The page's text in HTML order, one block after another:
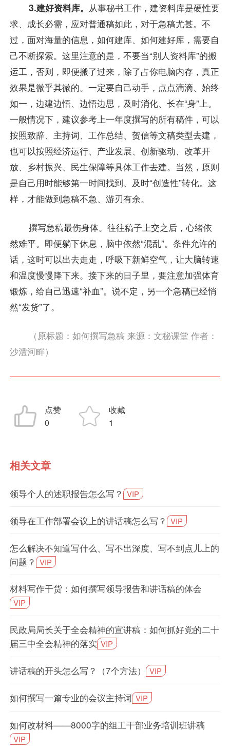
3.建好资料库。 从事秘书工作，建资料库是硬性要
求、成长必需，应对普通稿如此，对于急稿尤甚。不
过，面对海量的信息，如何建库、如何建好库，需要自
己不断探索。这里注意的是，不要当“别人资料库”的搬
运工，否则，即便搬了过来，除了占你电脑内存，真正
效果是微乎其微的。一定要自己动手，点点滴滴、始终
如一，边建边悟、边悟边思，及时消化、长在“身”上。
一般情况下，建议参考上一年度撰写的所有稿件，可以
按照致辞、主持词、工作总结、贺信等文稿类型去建，
也可以按照经济运行、产业发展、创新驱动、改革开
放、乡村振兴、民生保障等具体工作去建。当然，原则
是自己用时能够第一时间找到、及时“创造性”转化。这
样，才能做到急稿不急、游刃有余。
撰写急稿最伤身体。往往稿子上交之后，心绪依
然难平。即便躺下休息，脑中依然“混乱”。条件允许的
话，这时可以出去走走，呼吸下新鲜空气，让大脑转速
和温度慢慢降下来。接下来的日子里，要注意加强体育
锻炼，给自己迅速“补血”。说不定，另一个急稿已经悄
然“发货”了。
（原标题：如何撰写急稿 来源：文秘课堂 作者：
沙澧河畔）
点赞
0
收藏
1
相关文章
领导个人的述职报告怎么写？ VIP
领导在工作部署会议上的讲话稿怎么写？ VIP
怎么解决不知道写什么、写不出深度、写不到点儿上的
问题？ VIP
材料写作干货：如何撰写领导报告和讲话稿的体会
VIP
民政局局长关于全会精神的宣讲稿：如何抓好党的二十
届三中全会精神的落实 VIP
讲话稿的开头怎么写？（7个方法） VIP
如何撰写一篇专业的会议主持词 VIP
如何改材料——8000字的组工干部业务培训班讲稿
VIP